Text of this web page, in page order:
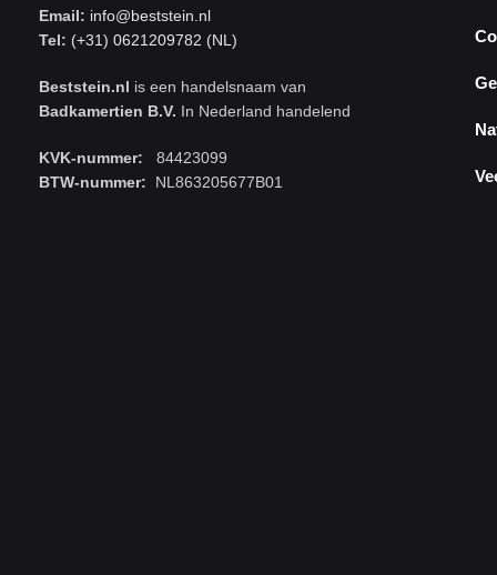
Email: info@beststein.nl
Tel: (+31) 0621209782 (NL)
Beststein.nl is een handelsnaam van
Badkamertien B.V. In Nederland handelend
KVK-nummer: 84423099
BTW-nummer: NL863205677B01